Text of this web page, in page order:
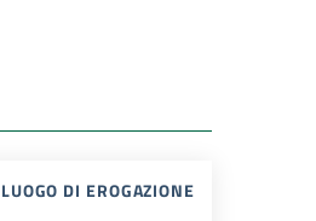
LUOGO DI EROGAZIONE